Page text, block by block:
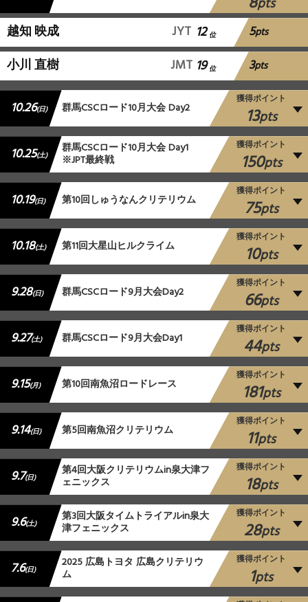
pts
越知 映成 JYT 12 位 5pts
小川 直樹 JMT 19 位 3pts
10.26(日) 群馬CSCロード10月大会 Day2
獲得ポイント
13pts
10.25(土) 群馬CSCロード10月大会 Day1
※JPT最終戦
獲得ポイント
150pts
10.19(日) 第10回しゅうなんクリテリウム
獲得ポイント
75pts
10.18(土) 第11回大星山ヒルクライム
獲得ポイント
10pts
9.28(日) 群馬CSCロード9月大会Day2
獲得ポイント
66pts
9.27(土) 群馬CSCロード9月大会Day1
獲得ポイント
44pts
9.15(月) 第10回南魚沼ロードレース
獲得ポイント
181pts
9.14(日) 第5回南魚沼クリテリウム
獲得ポイント
11pts
9.7(日) 第4回大阪クリテリウムin泉大津フ
ェニックス
獲得ポイント
18pts
9.6(土) 第3回大阪タイムトライアルin泉大
津フェニックス
獲得ポイント
28pts
7.6(日) 2025 広島トヨタ 広島クリテリウ
ム
獲得ポイント
1pts